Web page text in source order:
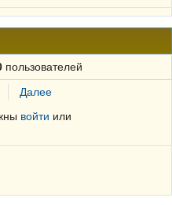
пользователей
Далее
войти или